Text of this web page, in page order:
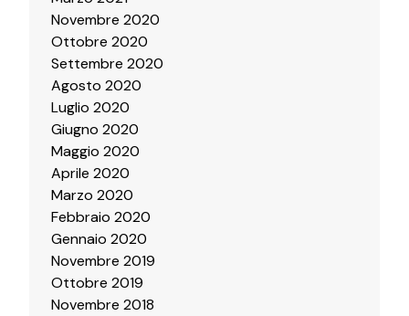
Novembre 2020
Ottobre 2020
Settembre 2020
Agosto 2020
Luglio 2020
Giugno 2020
Maggio 2020
Aprile 2020
Marzo 2020
Febbraio 2020
Gennaio 2020
Novembre 2019
Ottobre 2019
Novembre 2018